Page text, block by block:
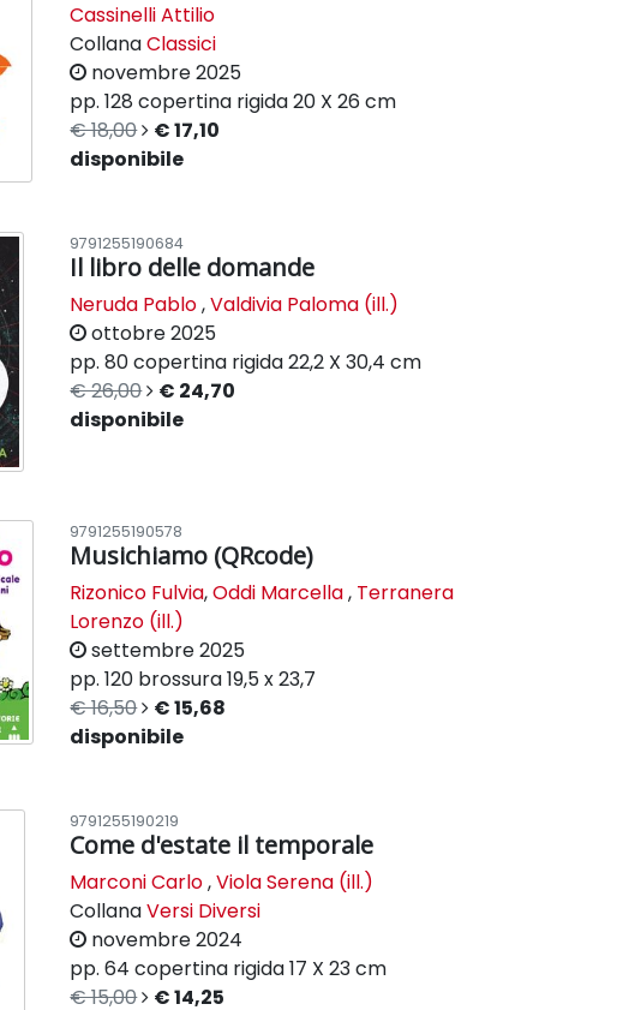
Cassinelli Attilio
CollanaClassici
novembre 2025
pp. 128 copertina rigida20 X 26 cm
€ 18,00
€ 17,10
disponibile
9791255190684
Il libro delle domande
Neruda Pablo,Valdivia Paloma (ill.)
ottobre 2025
pp. 80copertina rigida22,2 X 30,4 cm
€ 26,00
€ 24,70
disponibile
9791255190578
Musichiamo (QRcode)
Rizonico Fulvia,Oddi Marcella, Terranera
Lorenzo (ill.)
settembre 2025
pp. 120 brossura19,5 x 23,7
€ 16,50
€ 15,68
disponibile
9791255190219
Come d'estate il temporale
Marconi Carlo,Viola Serena (ill.)
CollanaVersi Diversi
novembre 2024
pp. 64 copertina rigida17 X 23 cm
€ 15,00
€ 14,25